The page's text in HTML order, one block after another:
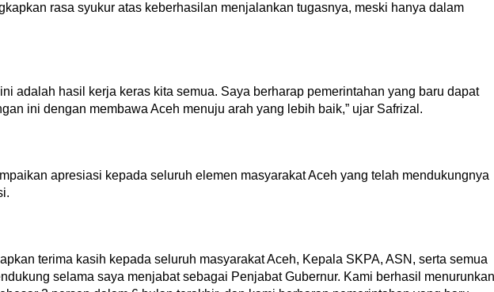
rasa syukur atas keberhasilan menjalankan tugasnya, meski hanya dalam
adalah hasil kerja keras kita semua. Saya berharap pemerintahan yang baru dapat
ini dengan membawa Aceh menuju arah yang lebih baik,” ujar Safrizal.
apresiasi kepada seluruh elemen masyarakat Aceh yang telah mendukungnya
terima kasih kepada seluruh masyarakat Aceh, Kepala SKPA, ASN, serta semua
selama saya menjabat sebagai Penjabat Gubernur. Kami berhasil menurunkan